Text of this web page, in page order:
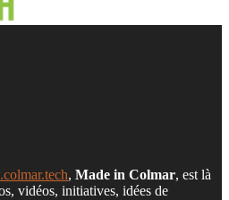
, Made in Colmar, est là
vidéos, initiatives, idées de